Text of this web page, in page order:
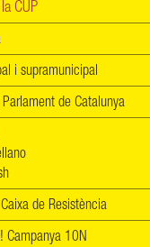
CUP
i supramunicipal
Parlament de Catalunya
de Resistència
Campanya 10N